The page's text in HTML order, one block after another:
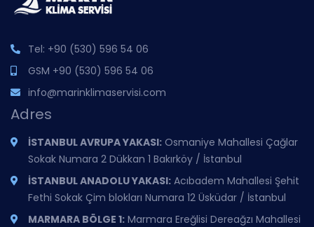
Tel: +90 (530) 596 54 06
GSM +90 (530) 596 54 06
info@marinklimaservisi.com
Adres
İSTANBUL AVRUPA YAKASI: Osmaniye Mahallesi Çağlar
Sokak Numara 2 Dükkan 1 Bakırköy / İstanbul
İSTANBUL ANADOLU YAKASI: Acıbadem Mahallesi Şehit
Fethi Sokak Çim blokları Numara 12 Üsküdar / İstanbul
MARMARA BÖLGE 1: Marmara Ereğlisi Dereağzı Mahallesi